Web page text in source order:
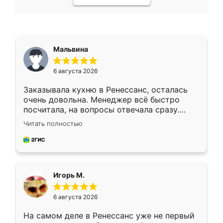
Мальвина
6 августа 2026
Заказывала кухню в Ренессанс, осталась
очень довольна. Менеджер всё быстро
посчитала, на вопросы отвечала сразу.
Замерщик приехал в субботу, подошёл к
делу со всей ответственностью. Собрали
за день, ребята работали аккуратно, даже
Читать полностью
Игорь М.
6 августа 2026
На самом деле в Ренессанс уже не первый